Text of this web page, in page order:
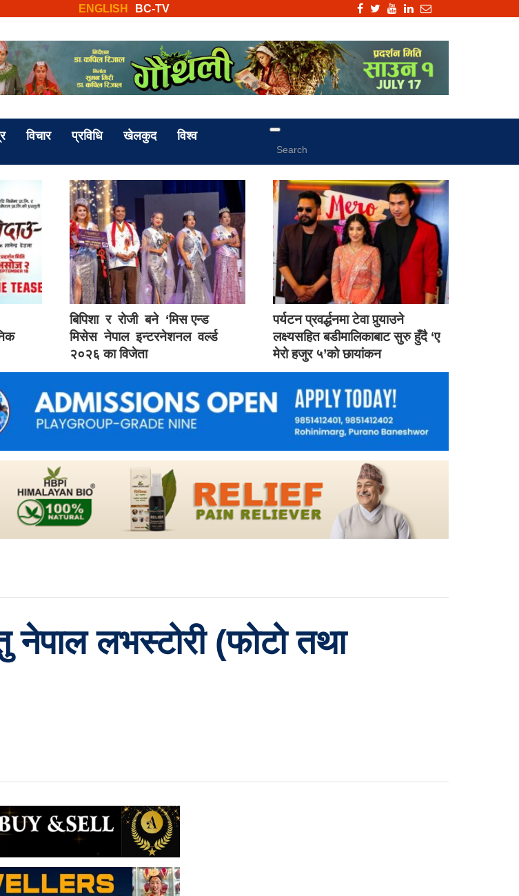
BC-TV
ENGLISH
विचार प्रविधि खेलकुद विश्व
बिपिशा र रोजी बने ‘मिस एन्ड
मिसेस नेपाल इन्टरनेशनल वर्ल्ड
२०२६ का विजेता
पर्यटन प्रवर्द्धनमा टेवा पुर्‍याउने
लक्ष्यसहित बडीमालिकाबाट सुरु हुँदै ‘ए
मेरो हजुर ५’को छायांकन
नेपाल लभस्टोरी (फोटो तथा